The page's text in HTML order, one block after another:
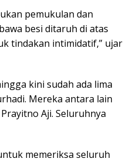
pemukulan dan
besi ditaruh di atas
tindakan intimidatif,” ujar
kini sudah ada lima
Mereka antara lain
Aji. Seluruhnya
memeriksa seluruh